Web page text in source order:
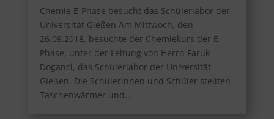
Chemie E-Phase besucht das Schülerlabor der
Universität Gießen Am Mittwoch, den
26.09.2018, besuchte der Chemiekurs der E-
Phase, unter der Leitung von Herrn Faruk
Doganci, das Schülerlabor der Universität
Gießen. Die Schülerinnen und Schüler stellten
Taschenwärmer und...